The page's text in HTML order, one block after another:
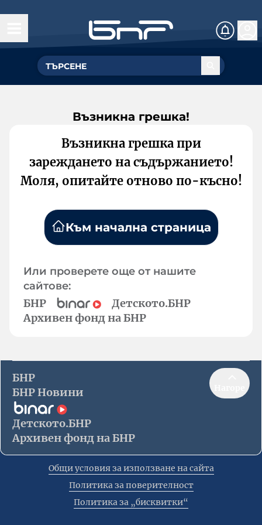
Възникна грешка!
Възникна грешка при
зареждането на съдържанието!
Моля, опитайте отново по-късно!
Към начална страница
Или проверете още от нашите
сайтове:
БНР
Детското.БНР
Архивен фонд на БНР
БНР
БНР Новини
Детското.БНР
Архивен фонд на БНР
Общи условия за използване на сайта
Политика за поверителност
Политика за „бисквитки“